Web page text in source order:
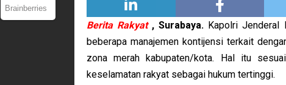
Berita Rakyat, Surabaya. Kapolri Jenderal
beberapa manajemen kontijensi terkait
zona merah kabupaten/kota. Hal itu
keselamatan rakyat sebagai hukum tertinggi.